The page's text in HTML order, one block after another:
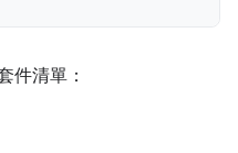
件清單：